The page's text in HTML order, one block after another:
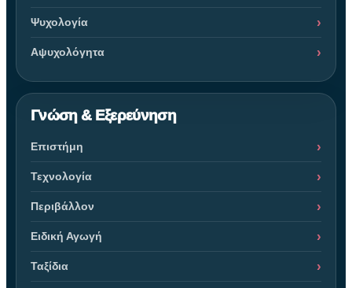
Ψυχολογία
Αψυχολόγητα
Γνώση & Εξερεύνηση
Επιστήμη
Τεχνολογία
Περιβάλλον
Ειδική Αγωγή
Ταξίδια